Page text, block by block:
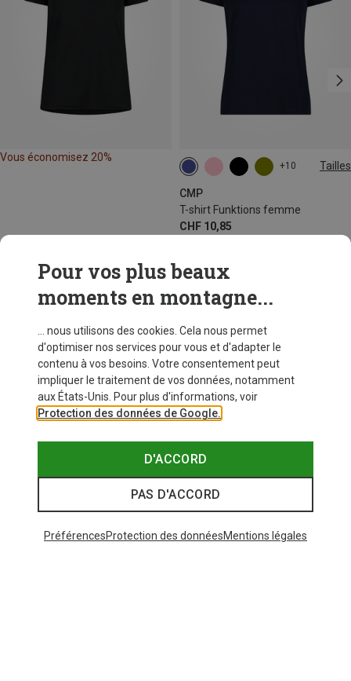
Vous économisez 20%
+10 Tailles
CMP
T-shirt Funktions femme
CHF 10,85
Pour vos plus beaux
moments en montagne...
... nous utilisons des cookies. Cela nous permet
d'optimiser nos services pour vous et d'adapter le
contenu à vos besoins. Votre consentement peut
impliquer le traitement de vos données, notamment
aux États-Unis. Pour plus d'informations, voir
Protection des données de Google.
D'ACCORD
PAS D'ACCORD
PréférencesProtection des donnéesMentions légales